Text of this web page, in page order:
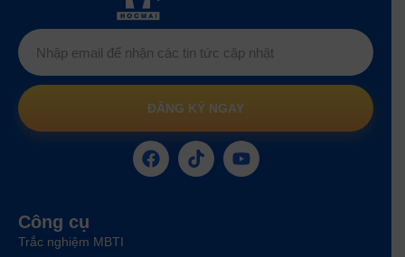
ĐĂNG KÝ NGAY
Công cụ
Trắc nghiệm MBTI